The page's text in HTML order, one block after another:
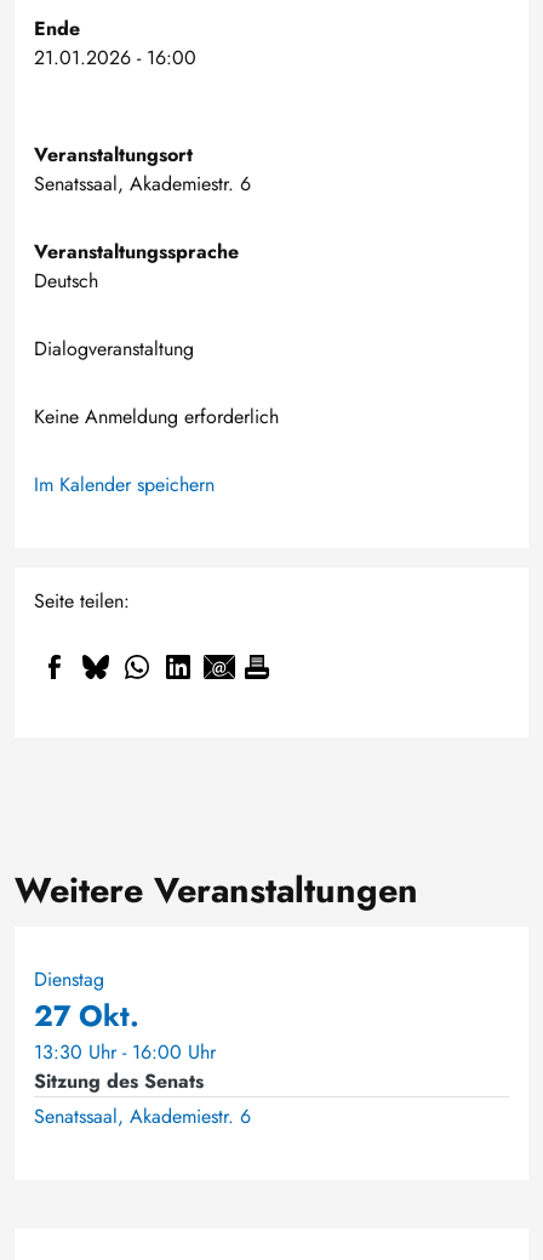
Ende
21.01.2026 - 16:00
Veranstaltungsort
Senatssaal, Akademiestr. 6
Veranstaltungssprache
Deutsch
Dialogveranstaltung
Keine Anmeldung erforderlich
Im Kalender speichern
Seite teilen:
Weitere Veranstaltungen
Dienstag
27 Okt.
13:30 Uhr - 16:00 Uhr
Sitzung des Senats
Senatssaal, Akademiestr. 6